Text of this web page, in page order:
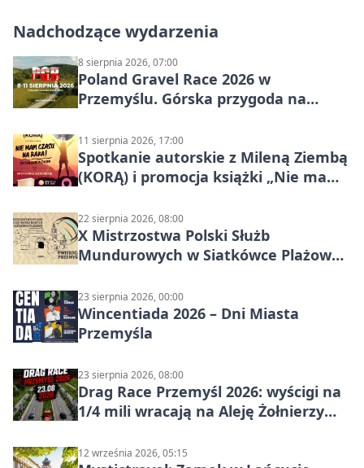
Nadchodzące wydarzenia
8 sierpnia 2026, 07:00
Poland Gravel Race 2026 w
Przemyślu. Górska przygoda na
11 sierpnia 2026, 17:00
Spotkanie autorskie z Mileną Ziembą
(KORĄ) i promocja książki „Nie mam
22 sierpnia 2026, 08:00
X Mistrzostwa Polski Służb
Mundurowych w Siatkówce Plażowej
23 sierpnia 2026, 00:00
Wincentiada 2026 – Dni Miasta
Przemyśla
23 sierpnia 2026, 08:00
Drag Race Przemyśl 2026: wyścigi na
1/4 mili wracają na Aleję Żołnierzy
12 września 2026, 05:15